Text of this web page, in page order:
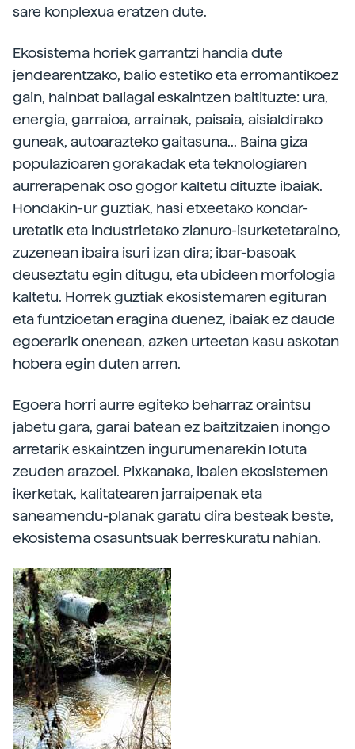
sare konplexua eratzen dute.
Ekosistema horiek garrantzi handia dute
jendearentzako, balio estetiko eta erromantikoez
gain, hainbat baliagai eskaintzen baitituzte: ura,
energia, garraioa, arrainak, paisaia, aisialdirako
guneak, autoarazteko gaitasuna... Baina giza
populazioaren gorakadak eta teknologiaren
aurrerapenak oso gogor kaltetu dituzte ibaiak.
Hondakin-ur guztiak, hasi etxeetako kondar-
uretatik eta industrietako zianuro-isurketetaraino,
zuzenean ibaira isuri izan dira; ibar-basoak
deuseztatu egin ditugu, eta ubideen morfologia
kaltetu. Horrek guztiak ekosistemaren egituran
eta funtzioetan eragina duenez, ibaiak ez daude
egoerarik onenean, azken urteetan kasu askotan
hobera egin duten arren.
Egoera horri aurre egiteko beharraz oraintsu
jabetu gara, garai batean ez baitzitzaien inongo
arretarik eskaintzen ingurumenarekin lotuta
zeuden arazoei. Pixkanaka, ibaien ekosistemen
ikerketak, kalitatearen jarraipenak eta
saneamendu-planak garatu dira besteak beste,
ekosistema osasuntsuak berreskuratu nahian.